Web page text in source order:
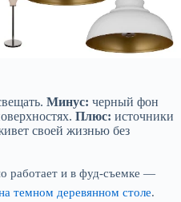
Минус: черный фон
Плюс: источники
своей жизнью без
работает и в фуд-съемке —
темном деревянном столе.